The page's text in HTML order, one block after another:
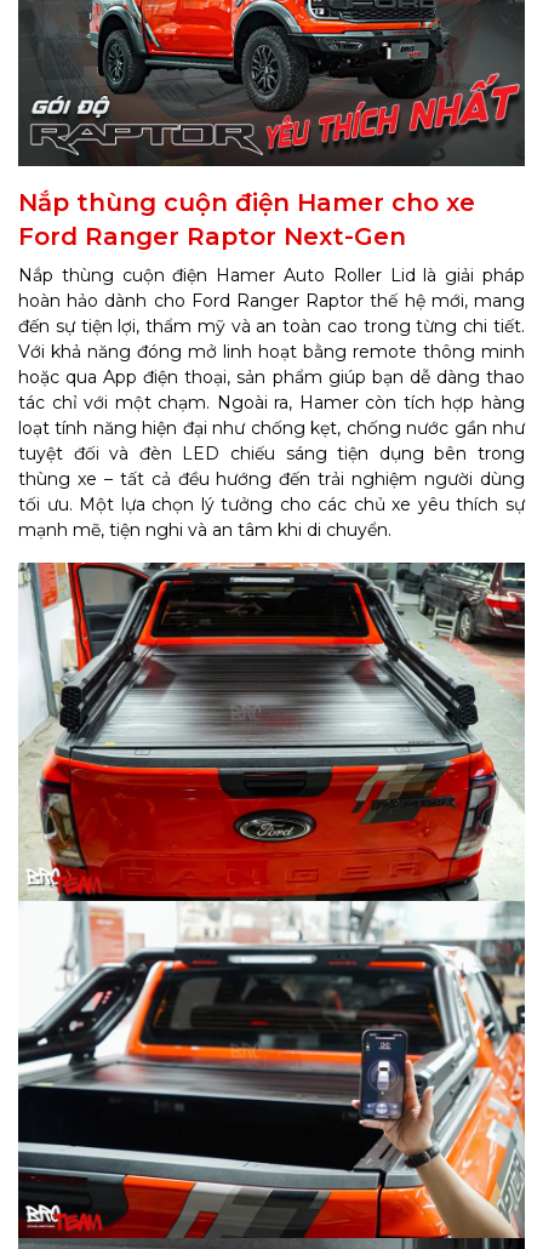
Nắp thùng cuộn điện Hamer cho xe
Ford Ranger Raptor Next-Gen
Nắp thùng cuộn điện Hamer Auto Roller Lid là giải pháp
hoàn hảo dành cho Ford Ranger Raptor thế hệ mới, mang
đến sự tiện lợi, thẩm mỹ và an toàn cao trong từng chi tiết.
Với khả năng đóng mở linh hoạt bằng remote thông minh
hoặc qua App điện thoại, sản phẩm giúp bạn dễ dàng thao
tác chỉ với một chạm. Ngoài ra, Hamer còn tích hợp hàng
loạt tính năng hiện đại như chống kẹt, chống nước gần như
tuyệt đối và đèn LED chiếu sáng tiện dụng bên trong
thùng xe – tất cả đều hướng đến trải nghiệm người dùng
tối ưu. Một lựa chọn lý tưởng cho các chủ xe yêu thích sự
mạnh mẽ, tiện nghi và an tâm khi di chuyển.